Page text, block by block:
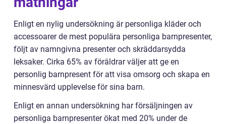
Enligt en nylig undersökning är personliga kläder och
accessoarer de mest populära personliga barnpresenter,
följt av namngivna presenter och skräddarsydda
leksaker. Cirka 65% av föräldrar väljer att ge en
personlig barnpresent för att visa omsorg och skapa en
minnesvärd upplevelse för sina barn.
Enligt en annan undersökning har försäljningen av
personliga barnpresenter ökat med 20% under de